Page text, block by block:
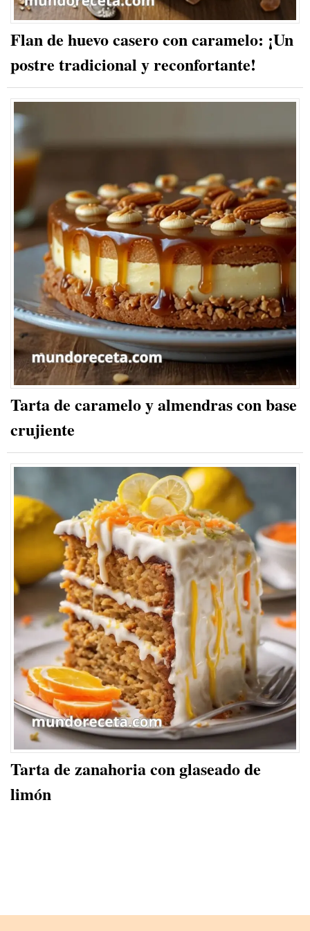
Flan de huevo casero con caramelo: ¡Un
postre tradicional y reconfortante!
Tarta de caramelo y almendras con base
crujiente
Tarta de zanahoria con glaseado de
limón